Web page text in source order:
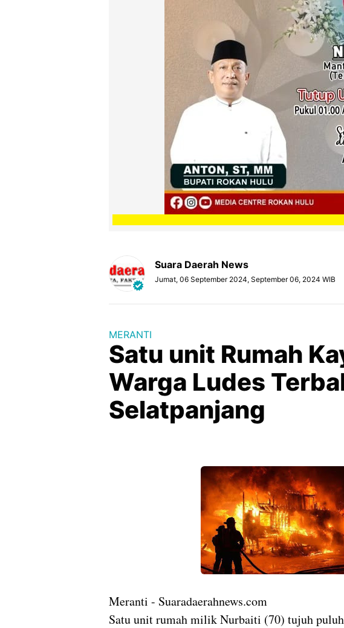
Suara Daerah News
Jumat, 06 September 2024, September 06, 2024 WIB
MERANTI
Satu unit Rumah
Warga Ludes
Selatpanjang
Meranti - Suaradaerahnews.com
Satu unit rumah milik Nurbaiti (70) tujuh